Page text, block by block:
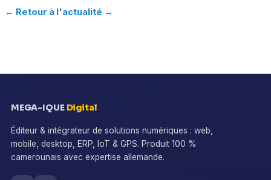
← Retour à l'actualité
MEGA-IQUE Digital
Éditeur & intégrateur de solutions numériques : web,
mobile, desktop, ERP, IoT & GPS. Produit 100 %
camerounais avec expertise allemande.